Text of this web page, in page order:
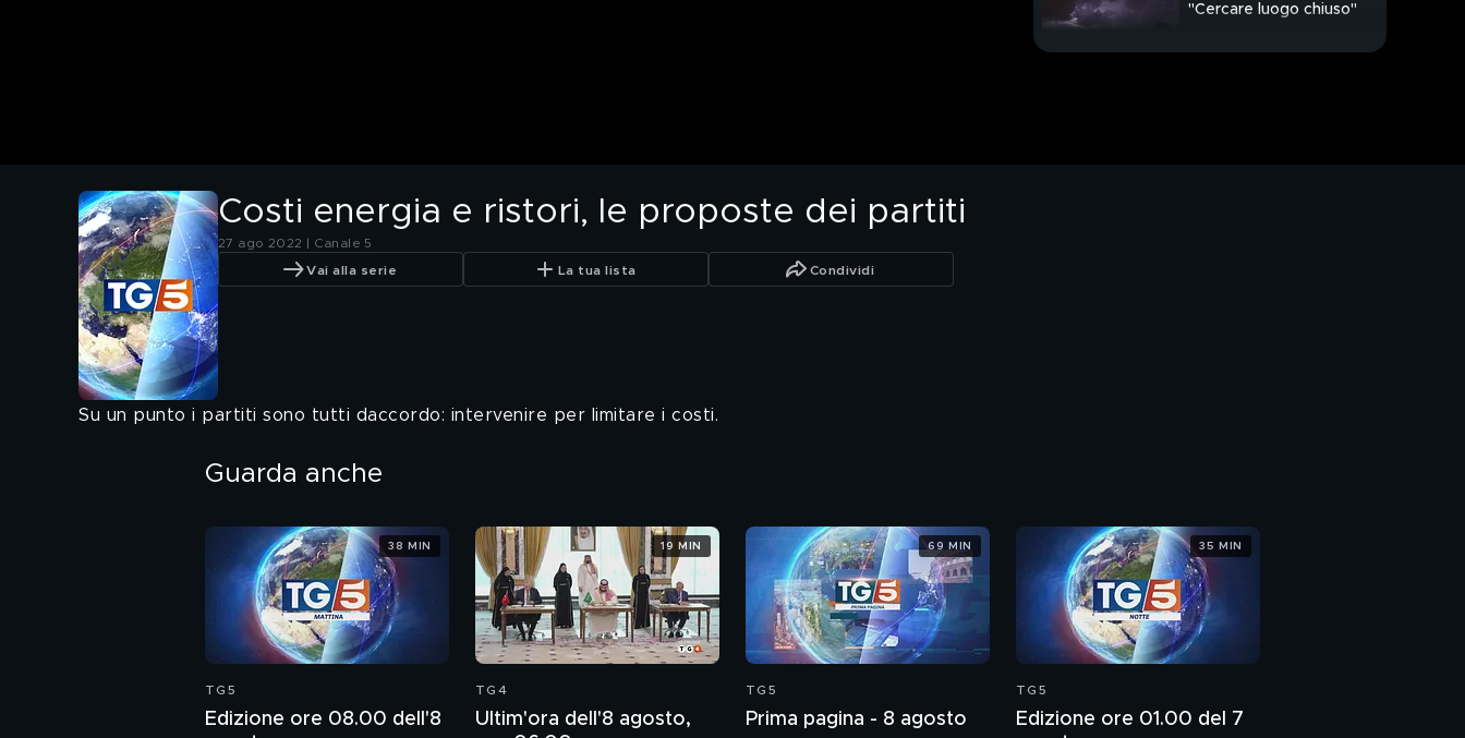
"Cercare luogo chiuso"
Costi energia e ristori, le proposte dei partiti
27 ago 2022 | Canale 5
Vai alla serie La tua lista Condividi
Su un punto i partiti sono tutti daccordo: intervenire per limitare i costi.
Guarda anche
TG5
Edizione ore 08.00 dell'8
38 MIN
TG4
Ultim'ora dell'8 agosto,
19 MIN
TG5
Prima pagina - 8 agosto
69 MIN
TG5
Edizione ore 01.00 del 7
35 MIN